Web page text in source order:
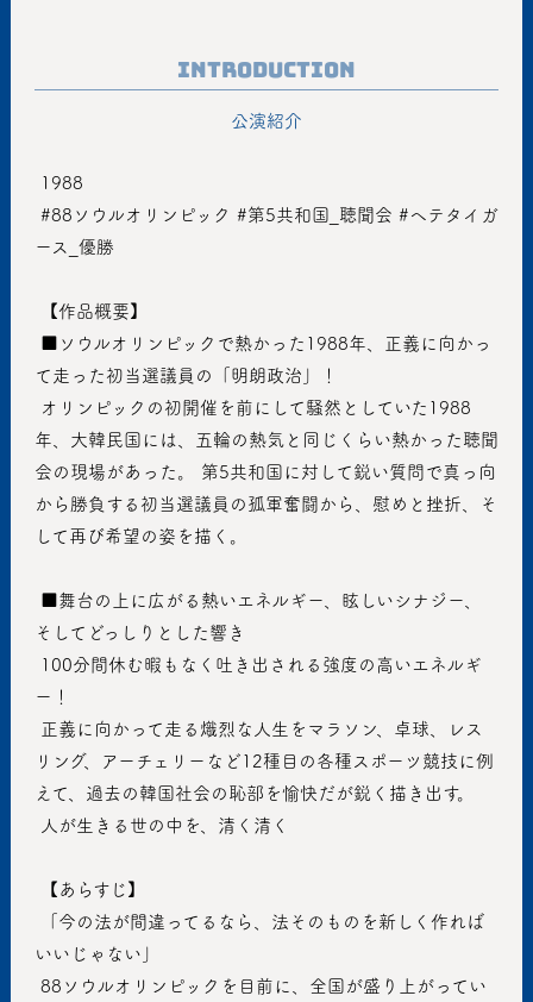
Introduction
公演紹介
1988
ース_優勝
【作品概要】
て走った初当選議員の「明朗政治」！
年、大韓民国には、五輪の熱気と同じくらい熱かった聴聞
会の現場があった。 第5共和国に対して鋭い質問で真っ向
から勝負する初当選議員の孤軍奮闘から、慰めと挫折、そ
して再び希望の姿を描く。
そしてどっしりとした響き
ー！
リング、アーチェリーなど12種目の各種スポーツ競技に例
えて、過去の韓国社会の恥部を愉快だが鋭く描き出す。
人が生きる世の中を、清く清く
【あらすじ】
いいじゃない」